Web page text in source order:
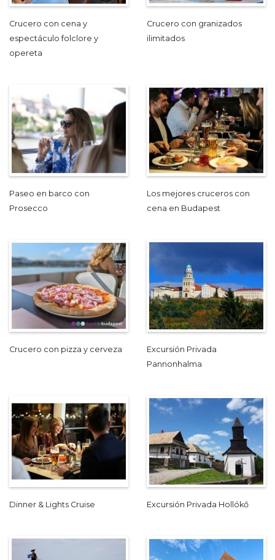
Crucero con cena y
espectáculo folclore y
opereta
Crucero con granizados
ilimitados
Paseo en barco con
Prosecco
Los mejores cruceros con
cena en Budapest
Crucero con pizza y cerveza
Excursión Privada
Pannonhalma
Dinner & Lights Cruise Excursión Privada Hollókő